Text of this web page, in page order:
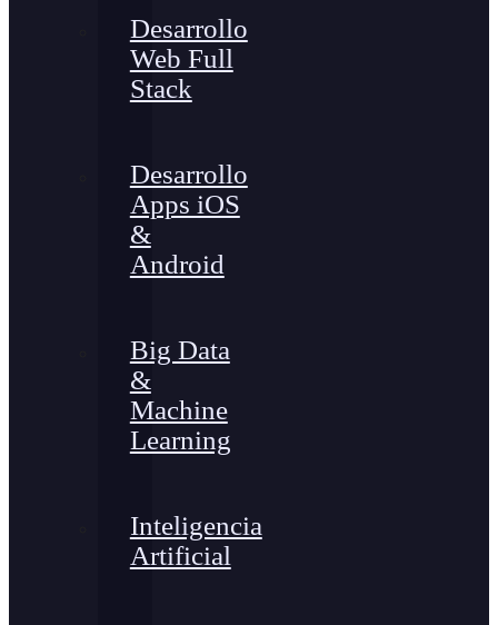
Desarrollo
Web Full
Stack
Desarrollo
Apps iOS
&
Android
Big Data
&
Machine
Learning
Inteligencia
Artificial